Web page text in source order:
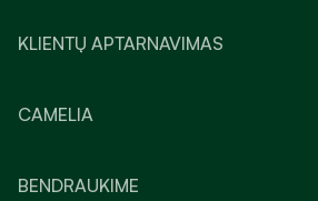
KLIENTŲ APTARNAVIMAS
CAMELIA
BENDRAUKIME